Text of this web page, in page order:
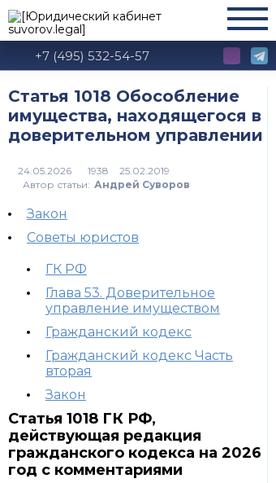
+7 (495) 532-54-57
Статья 1018 Обособление
имущества, находящегося в
доверительном управлении
1938
Автор статьи: Андрей Суворов
Закон
Советы юристов
ГК РФ
Глава 53. Доверительное
управление имуществом
Гражданский кодекс
Гражданский кодекс Часть
вторая
Закон
Статья 1018 ГК РФ,
действующая редакция
гражданского кодекса на 2026
год с комментариями